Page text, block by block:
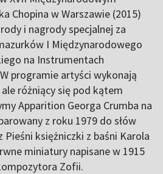
Chopina w Warszawie (2015)
i nagrody specjalnej za
I Międzynarodowego
na Instrumentach
programie artyści wykonają
różniący się pod kątem
Apparition Georga Crumba na
z roku 1979 do słów
księżniczki z baśni Karola
miniatury napisane w 1915
Zofii.